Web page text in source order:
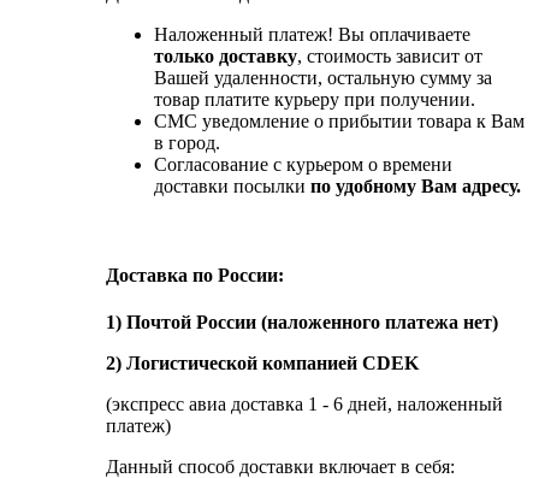
Наложенный платеж! Вы оплачиваете
только доставку, стоимость зависит от
Вашей удаленности, остальную сумму за
товар платите курьеру при получении.
СМС уведомление о прибытии товара к Вам
в город.
Согласование с курьером о времени
доставки посылки по удобному Вам адресу.
Доставка по России:
1) Почтой России (наложенного платежа нет)
2) Логистической компанией CDEK
(экспресс авиа доставка 1 - 6 дней, наложенный
платеж)
Данный способ доставки включает в себя: